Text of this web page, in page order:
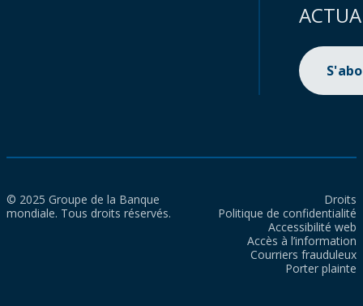
© 2025 Groupe de la Banque
mondiale. Tous droits réservés.
Droits
Politique de confidentialité
Accessibilité web
Accès à l’information
Courriers frauduleux
Porter plainte